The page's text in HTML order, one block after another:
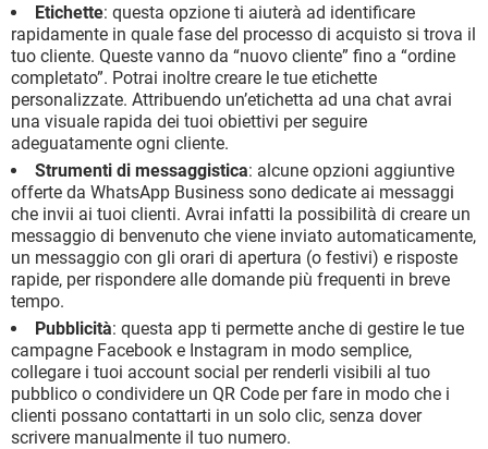
Etichette: questa opzione ti aiuterà ad identificare
rapidamente in quale fase del processo di acquisto si trova il
tuo cliente. Queste vanno da “nuovo cliente” fino a “ordine
completato”. Potrai inoltre creare le tue etichette
personalizzate. Attribuendo un’etichetta ad una chat avrai
una visuale rapida dei tuoi obiettivi per seguire
adeguatamente ogni cliente.
Strumenti di messaggistica: alcune opzioni aggiuntive
offerte da WhatsApp Business sono dedicate ai messaggi
che invii ai tuoi clienti. Avrai infatti la possibilità di creare un
messaggio di benvenuto che viene inviato automaticamente,
un messaggio con gli orari di apertura (o festivi) e risposte
rapide, per rispondere alle domande più frequenti in breve
tempo.
Pubblicità: questa app ti permette anche di gestire le tue
campagne Facebook e Instagram in modo semplice,
collegare i tuoi account social per renderli visibili al tuo
pubblico o condividere un QR Code per fare in modo che i
clienti possano contattarti in un solo clic, senza dover
scrivere manualmente il tuo numero.